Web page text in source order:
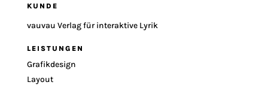
KUNDE
vauvau Verlag für interaktive Lyrik
LEISTUNGEN
Grafikdesign
Layout